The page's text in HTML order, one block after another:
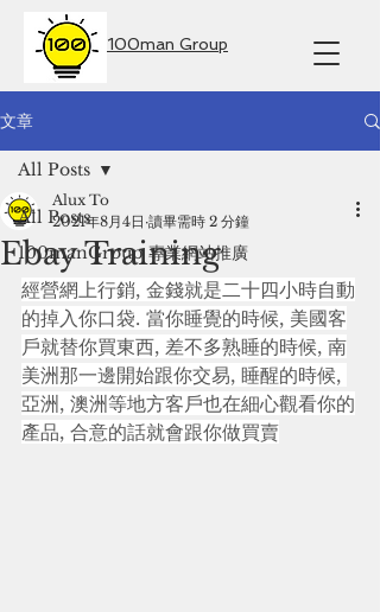
100man Group
文章
All Posts
100manGroup 專業網站推廣
All Posts
Ebay Training
Alux To
2021年8月4日 讀畢需時 2 分鐘
經營網上行銷, 金錢就是二十四小時自動
的掉入你口袋. 當你睡覺的時候, 美國客
戶就替你買東西, 差不多熟睡的時候, 南
美洲那一邊開始跟你交易, 睡醒的時候,
亞洲, 澳洲等地方客戶也在細心觀看你的
產品, 合意的話就會跟你做買賣